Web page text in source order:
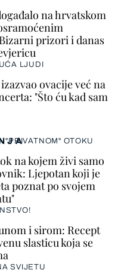
na hrvatskom
prizori i danas
LJUDI
ovacije već na
"Što ću kad sam
"PRIVATNOM" OTOKU
na kojem živi samo
Ljepotan koji je
poznat po svojem
i sirom: Recept
slasticu koja se
SVIJETU